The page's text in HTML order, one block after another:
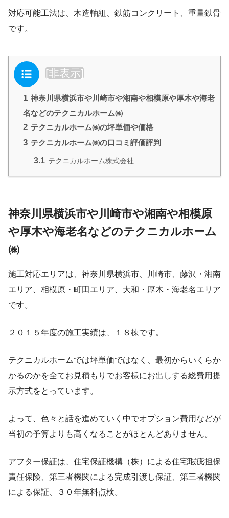
対応可能工法は、木造軸組、鉄筋コンクリート、重量鉄骨
です。
目次 [非表示]
1 神奈川県横浜市や川崎市や湘南や相模原や厚木や海老
名などのテクニカルホーム㈱
2 テクニカルホーム㈱の坪単価や価格
3 テクニカルホーム㈱の口コミ評価評判
3.1 テクニカルホーム株式会社
神奈川県横浜市や川崎市や湘南や相模原
や厚木や海老名などのテクニカルホーム
㈱
施工対応エリアは、神奈川県横浜市、川崎市、藤沢・湘南
エリア、相模原・町田エリア、大和・厚木・海老名エリア
です。
２０１５年度の施工実績は、１８棟です。
テクニカルホームでは坪単価ではなく、最初からいくらか
かるのかを全てお見積もりでお客様にお出しする総費用提
示方式をとっています。
よって、色々と話を進めていく中でオプション費用などが
当初の予算よりも高くなることがほとんどありません。
アフター保証は、住宅保証機構（株）による住宅瑕疵担保
責任保険、第三者機関による完成引渡し保証、第三者機関
による保証、３０年無料点検。